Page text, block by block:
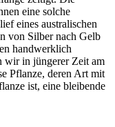
eine solche
eines australischen
von Silber nach Gelb
handwerklich
wir in jüngerer Zeit am
Pflanze, deren Art mit
ist, eine bleibende